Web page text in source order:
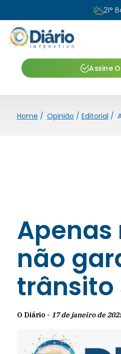
21°
Assine
Home / Opinião / Editorial /
Apenas
não
trânsito
O Diário - 17 de janeiro de